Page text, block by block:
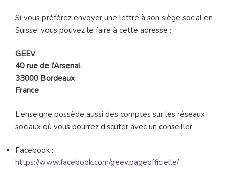
Si vous préférez envoyer une lettre à son siège social en
Suisse, vous pouvez le faire à cette adresse :
GEEV
40 rue de l’Arsenal
33000 Bordeaux
France
L’enseigne possède aussi des comptes sur les réseaux
sociaux où vous pourrez discuter avec un conseiller :
Facebook :
https://www.facebook.com/geev.pageofficielle/